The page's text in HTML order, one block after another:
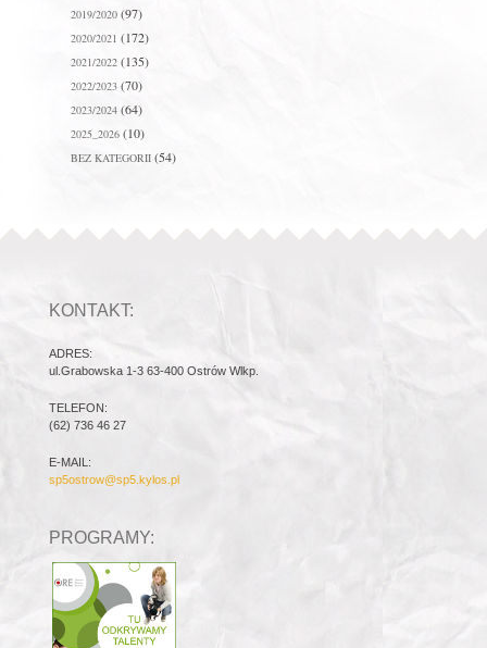
2019/2020(97)
2020/2021 (172)
2021/2022(135)
2022/2023(70)
2023/2024(64)
2025_2026(10)
BEZ KATEGORII(54)
KONTAKT:
ADRES:
ul.Grabowska 1-3 63-400 Ostrów Wlkp.
TELEFON:
(62) 736 46 27
E-MAIL:
sp5ostrow@sp5.kylos.pl
PROGRAMY: